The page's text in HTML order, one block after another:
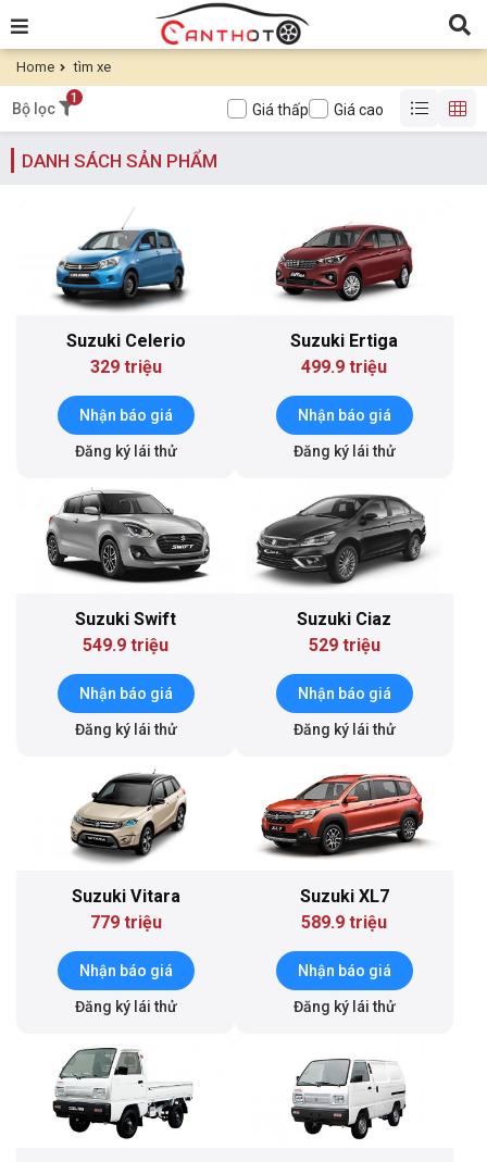
Home tìm xe
Bộ lọc
1
Giá thấp Giá cao
DANH SÁCH SẢN PHẨM
Suzuki Celerio
329 triệu
Nhận báo giá
Đăng ký lái thử
Suzuki Ertiga
499.9 triệu
Nhận báo giá
Đăng ký lái thử
Suzuki Swift
549.9 triệu
Nhận báo giá
Đăng ký lái thử
Suzuki Ciaz
529 triệu
Nhận báo giá
Đăng ký lái thử
Suzuki Vitara
779 triệu
Nhận báo giá
Đăng ký lái thử
Suzuki XL7
589.9 triệu
Nhận báo giá
Đăng ký lái thử